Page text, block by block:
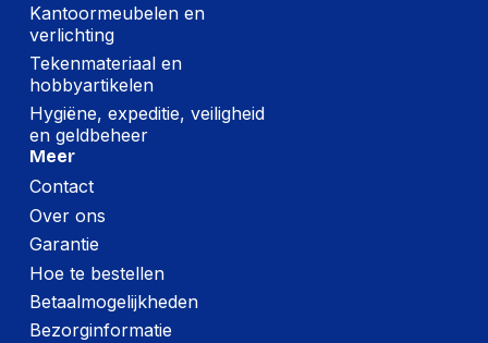
Kantoormeubelen en
verlichting
Tekenmateriaal en
hobbyartikelen
Hygiëne, expeditie, veiligheid
en geldbeheer
Meer
Contact
Over ons
Garantie
Hoe te bestellen
Betaalmogelijkheden
Bezorginformatie